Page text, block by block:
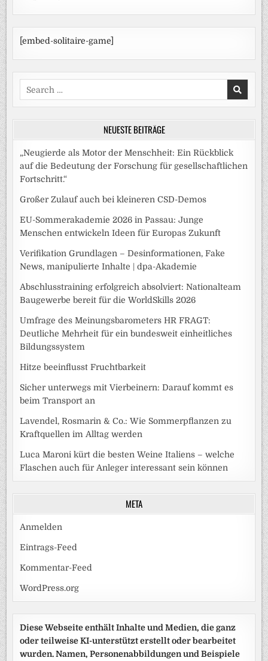
[embed-solitaire-game]
Search
for:
NEUESTE BEITRÄGE
„Neugierde als Motor der Menschheit: Ein Rückblick
auf die Bedeutung der Forschung für gesellschaftlichen
Fortschritt.“
Großer Zulauf auch bei kleineren CSD-Demos
EU-Sommerakademie 2026 in Passau: Junge
Menschen entwickeln Ideen für Europas Zukunft
Verifikation Grundlagen – Desinformationen, Fake
News, manipulierte Inhalte | dpa-Akademie
Abschlusstraining erfolgreich absolviert: Nationalteam
Baugewerbe bereit für die WorldSkills 2026
Umfrage des Meinungsbarometers HR FRAGT:
Deutliche Mehrheit für ein bundesweit einheitliches
Bildungssystem
Hitze beeinflusst Fruchtbarkeit
Sicher unterwegs mit Vierbeinern: Darauf kommt es
beim Transport an
Lavendel, Rosmarin & Co.: Wie Sommerpflanzen zu
Kraftquellen im Alltag werden
Luca Maroni kürt die besten Weine Italiens – welche
Flaschen auch für Anleger interessant sein können
META
Anmelden
Eintrags-Feed
Kommentar-Feed
WordPress.org
Diese Webseite enthält Inhalte und Medien, die ganz
oder teilweise KI-unterstützt erstellt oder bearbeitet
wurden. Namen, Personenabbildungen und Beispiele